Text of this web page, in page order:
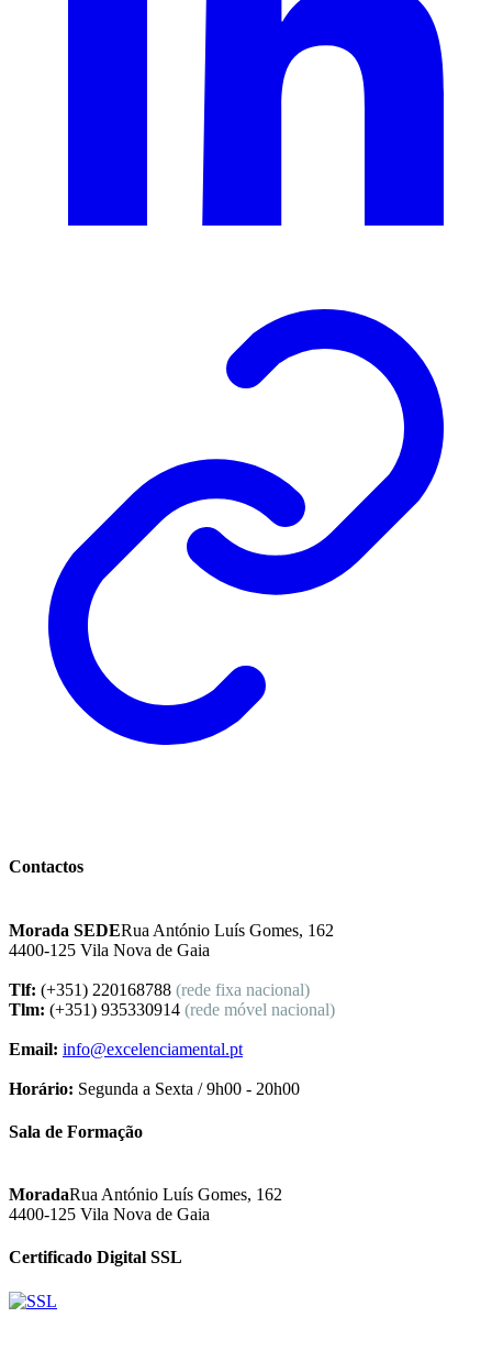
Contactos
Morada SEDERua António Luís Gomes, 162
4400-125 Vila Nova de Gaia
Tlf: (+351) 220168788 (rede fixa nacional)
Tlm: (+351) 935330914 (rede móvel nacional)
Email: info@excelenciamental.pt
Horário: Segunda a Sexta / 9h00 - 20h00
Sala de Formação
MoradaRua António Luís Gomes, 162
4400-125 Vila Nova de Gaia
Certificado Digital SSL